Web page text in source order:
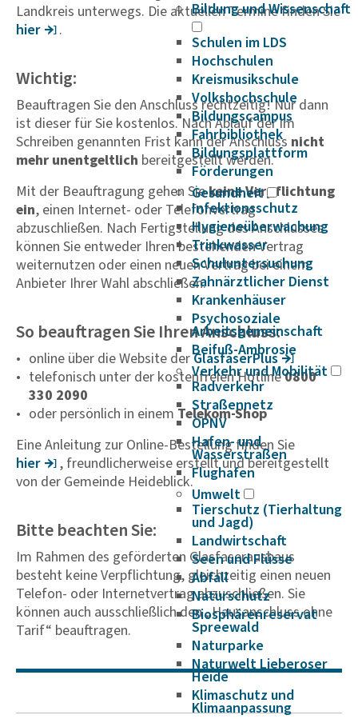
Bildung und Wissenschaft
Schulen im LDS
Hochschulen
Kreismusikschule
Volkshochschule
Bildungscampus
Fahrbibliothek
Bildungsplattform
Förderungen
Gesundheit
Infektionsschutz
Hygieneüberwachung
Trinkwasser
Schuluntersuchung
Zahnärztlicher Dienst
Krankenhäuser
Psychosoziale
Arbeitsgemeinschaft
Beifuß-Ambrosie
Verkehr und Mobilität
Radverkehr
Straßennetz
ÖPNV
Hafen- und
Wasserstraßen
Flughafen
Umwelt
Tierschutz (Tierhaltung
und Jagd)
Landwirtschaft
Seen und Flüsse
Abfall
Naturschutz
Biosphärenreservat
Spreewald
Naturparke
Naturwelt Lieberoser
Heide
Klimaschutz und
Klimaanpassung
Landkreis unterwegs. Die aktuellen Termine finden Sie
hier
.
Wichtig:
Beauftragen Sie den Anschluss rechtzeitig! Nur dann
ist dieser für Sie kostenlos. Nach Ablauf der im
Schreiben genannten Frist kann der Anschluss nicht
mehr unentgeltlich bereitgestellt werden.
Mit der Beauftragung gehen Siekeine Verpflichtung
ein, einen Internet- oder Telefonvertrag
abzuschließen. Nach Fertigstellung des Anschlusses
können Sie entweder Ihren bestehenden Vertrag
weiternutzen oder einen neuen Vertrag bei einem
Anbieter Ihrer Wahl abschließen.
So beauftragen Sie Ihren Anschluss:
online über die Website derGlas­fa­ser­Plus
telefonisch unter der kostenfreien Hotline0800
330 2090
oder persönlich in einemTelekom-Shop
Eine Anleitung zur Online-Bestellung finden Sie
hier
, freundlicherweise erstellt und bereitgestellt
von der Gemeinde Heideblick.
Bitte beachten Sie:
Im Rahmen des geförderten Glasfaserausbaus
besteht keine Verpflichtung, gleichzeitig einen neuen
Telefon- oder Internetvertrag abzuschließen. Sie
können auch ausschließlich den „Hausanschluss ohne
Tarif“ beauftragen.